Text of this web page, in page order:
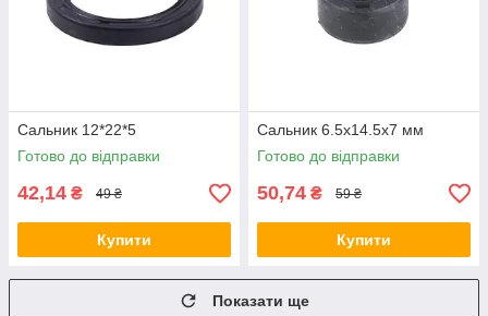
Сальник 12*22*5
Готово до відправки
42,14 ₴ 49 ₴
Купити
Сальник 6.5x14.5x7 мм
Готово до відправки
50,74 ₴ 59 ₴
Купити
Показати ще